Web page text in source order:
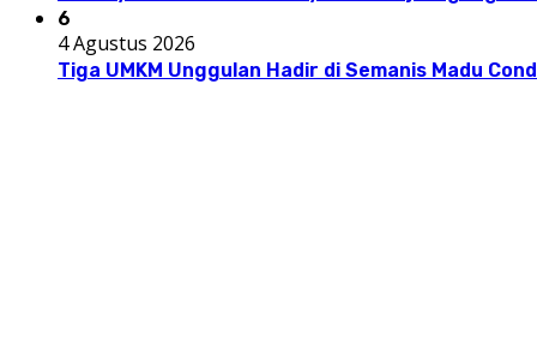
6
4 Agustus 2026
Tiga UMKM Unggulan Hadir di Semanis Madu